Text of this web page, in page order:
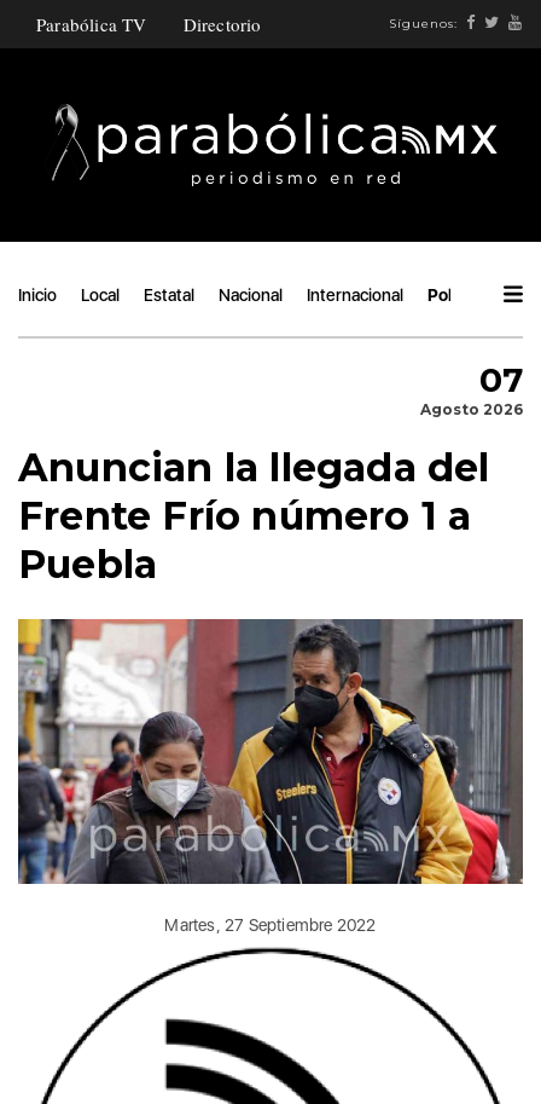
Parabólica TV Directorio Síguenos:
Inicio Local Estatal Nacional Internacional Política
07
Agosto 2026
Anuncian la llegada del
Frente Frío número 1 a
Puebla
Martes, 27 Septiembre 2022